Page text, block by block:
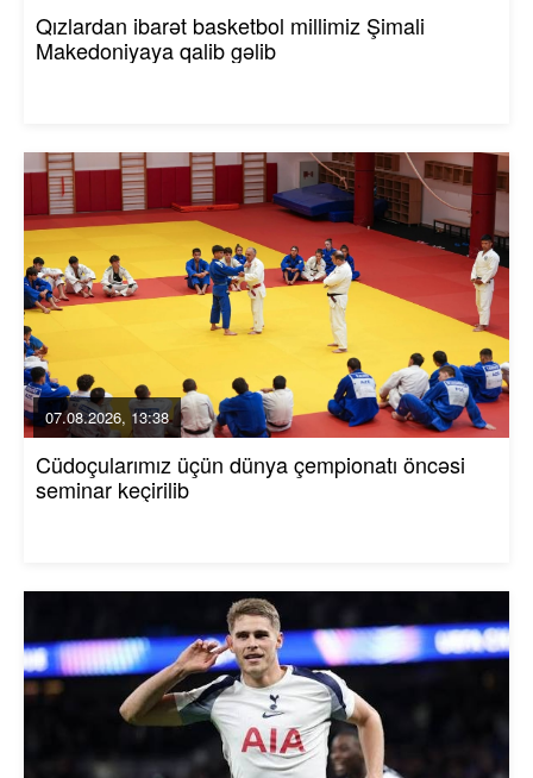
Qızlardan ibarət basketbol millimiz Şimali
Makedoniyaya qalib gəlib
07.08.2026, 13:38
Cüdoçularımız üçün dünya çempionatı öncəsi
seminar keçirilib